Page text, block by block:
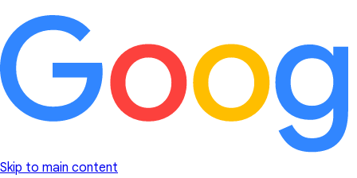
Skip to main content